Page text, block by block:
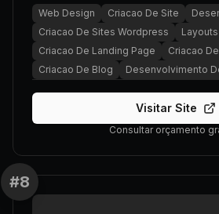
Web Design Criacao De Site
Criacao De Sites Wordpress
Criacao De Landing Page
Criacao
Criacao De Blog
Desenvolvimento
Visitar Site
Consultar orçamento
#8